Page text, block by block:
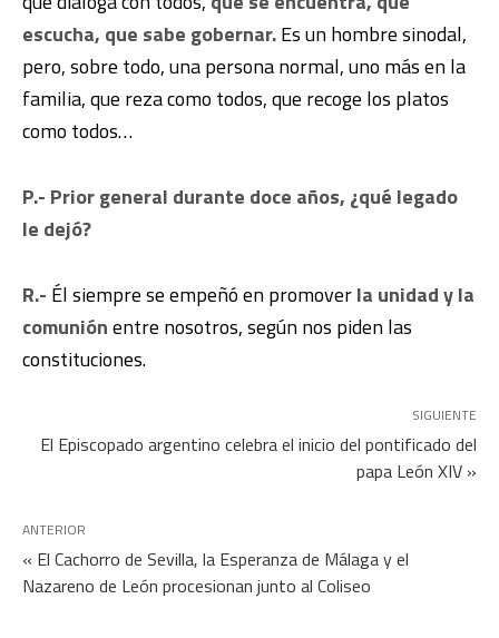
escucha, que sabe gobernar.Es un hombre sinodal,
pero, sobre todo, una persona normal, uno más en la
familia, que reza como todos, que recoge los platos
como todos…
P.- Prior general durante doce años, ¿qué legado
le dejó?
R.- Él siempre se empeñó en promoverla unidad y la
comuniónentre nosotros, según nos piden las
constituciones.
SIGUIENTE
El Episcopado argentino celebra el inicio del pontificado del
papa León XIV »
ANTERIOR
« El Cachorro de Sevilla, la Esperanza de Málaga y el
Nazareno de León procesionan junto al Coliseo